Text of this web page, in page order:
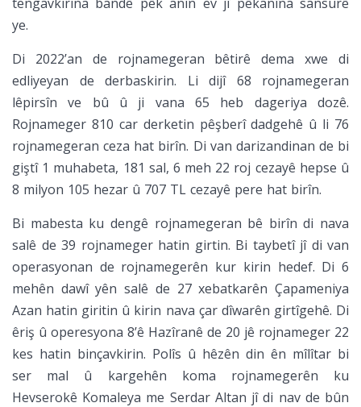
ye.
Di 2022’an de rojnamegeran bêtirê dema xwe di
edliyeyan de derbaskirin. Li dijî 68 rojnamegeran
lêpirsîn ve bû û ji vana 65 heb dageriya dozê.
Rojnameger 810 car derketin pêşberî dadgehê û li 76
rojnamegeran ceza hat birîn. Di van darizandinan de bi
giştî 1 muhabeta, 181 sal, 6 meh 22 roj cezayê hepse û
8 milyon 105 hezar û 707 TL cezayê pere hat birîn.
Bi mabesta ku dengê rojnamegeran bê birîn di nava
salê de 39 rojnameger hatin girtin. Bi taybetî jî di van
operasyonan de rojnamegerên kur kirin hedef. Di 6
mehên dawî yên salê de 27 xebatkarên Çapameniya
Azan hatin giritin û kirin nava çar dîwarên girtîgehê. Di
êriş û operesyona 8’ê Hazîranê de 20 jê rojnameger 22
kes hatin binçavkirin. Polîs û hêzên din ên mîlîtar bi
ser mal û kargehên koma rojnamegerên ku
Hevserokê Komaleya me Serdar Altan jî di nav de bûn